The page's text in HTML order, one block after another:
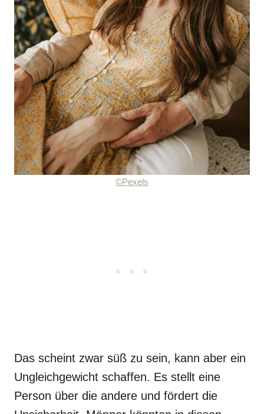
©Pexels
Das scheint zwar süß zu sein, kann aber ein
Ungleichgewicht schaffen. Es stellt eine
Person über die andere und fördert die